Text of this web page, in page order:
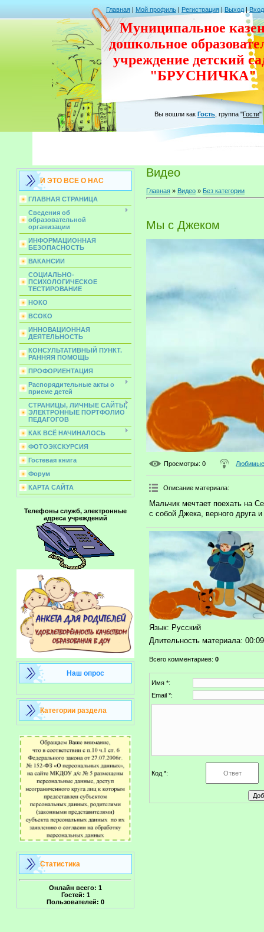
Главная | Мой профиль | Регистрация | Выход | Вход
Муниципальное
дошкольное
учреждение детский
"БРУСНИЧКА"
Вы вошли как Гость группа "Гости"
И ЭТО ВСЕ О НАС
ГЛАВНАЯ СТРАНИЦА
Сведения об
образовательной
организации
ИНФОРМАЦИОННАЯ
БЕЗОПАСНОСТЬ
ВАКАНСИИ
СОЦИАЛЬНО-
ПСИХОЛОГИЧЕСКОЕ
ТЕСТИРОВАНИЕ
НОКО
ВСОКО
ИННОВАЦИОННАЯ
ДЕЯТЕЛЬНОСТЬ
КОНСУЛЬТАТИВНЫЙ ПУНКТ.
РАННЯЯ ПОМОЩЬ
ПРОФОРИЕНТАЦИЯ
Распорядительные акты о
приеме детей
СТРАНИЦЫ, ЛИЧНЫЕ САЙТЫ,
ЭЛЕКТРОННЫЕ ПОРТФОЛИО
ПЕДАГОГОВ
КАК ВСЁ НАЧИНАЛОСЬ
ФОТОЭКСКУРСИЯ
Гостевая книга
Форум
КАРТА САЙТА
Телефоны служб, электронные
адреса учреждений
Наш опрос
Категории раздела
Статистика
Онлайн всего: 1
Гостей: 1
Пользователей: 0
Видео
Главная » Видео » Без категории
Мы с Джеком
Просмотры: 0 Любимые
Описание материала:
Мальчик мечтает поехать на
с собой Джека, верного друга
Язык: Русский
Длительность материала:
Всего комментариев: 0
Имя *:
Email *:
Код *: